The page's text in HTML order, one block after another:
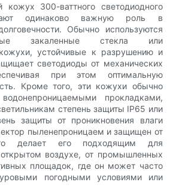
300-ваттного светодиодного
одинаково важную роль в
Обычно используются
закаленные стекла или
устойчивые к разрушению и
светодиоды от механических
при этом оптимальную
Кроме того, эти кожухи обычно
водонепроницаемыми прокладками,
степень защиты IP65 или
защиты от проникновения влаги
пыленепроницаем и защищен от
делает его подходящим для
открытом воздухе, от промышленных
площадок, где он может часто
погодными условиями или